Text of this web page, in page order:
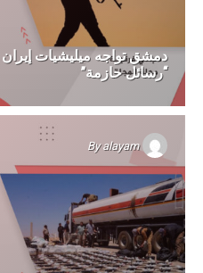
دمشق تواجه ميليشيات إيران
“رسائل حازمة”
Byalayam